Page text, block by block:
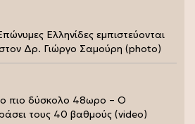
Ελληνίδες εμπιστεύονται
στον Δρ. Γιώργο Σαμούρη (photo)
πιο δύσκολο 48ωρο – Ο
τους 40 βαθμούς (video)